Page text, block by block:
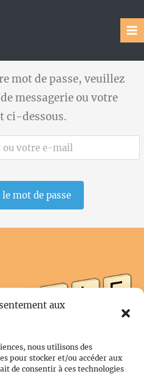
aux
nous utilisons des
pour stocker et/ou accéder aux
de consentir à ces technologies
mot de passe, veuillez
messagerie ou votre
ci-dessous.
générales
cookies (UE)